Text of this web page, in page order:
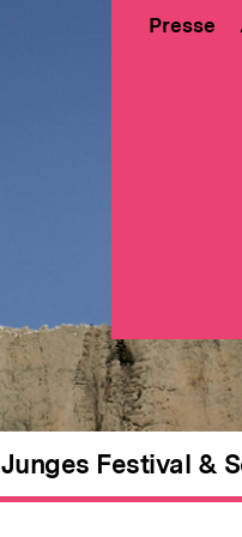
Presse
Junges Festival &